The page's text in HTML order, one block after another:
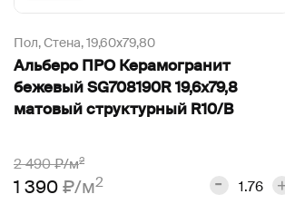
Пол, Стена,19,60х79,80
Альберо ПРО Керамогранит
бежевый SG708190R 19,6х79,8
матовый структурный R10/B
2 490₽/м2
1 390₽/м2